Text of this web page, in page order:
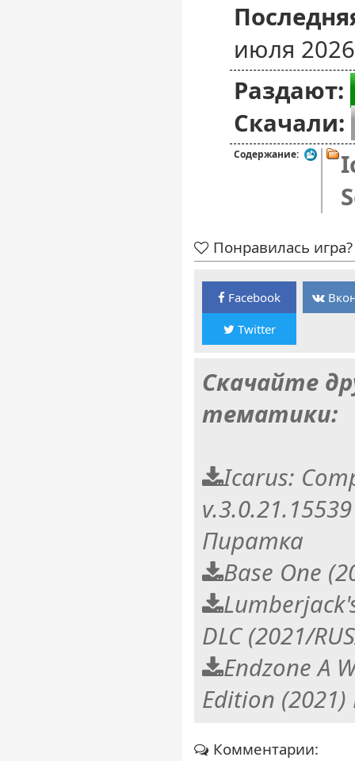
июля
Раздают:
Скачали:
Содержание:
Понравилась
Facebook
Twitter
Скачайте
тематики:
Icarus:
Пиратка
Base One
DLC (2021/
Endzone A
Edition (2021)
Комментарии: